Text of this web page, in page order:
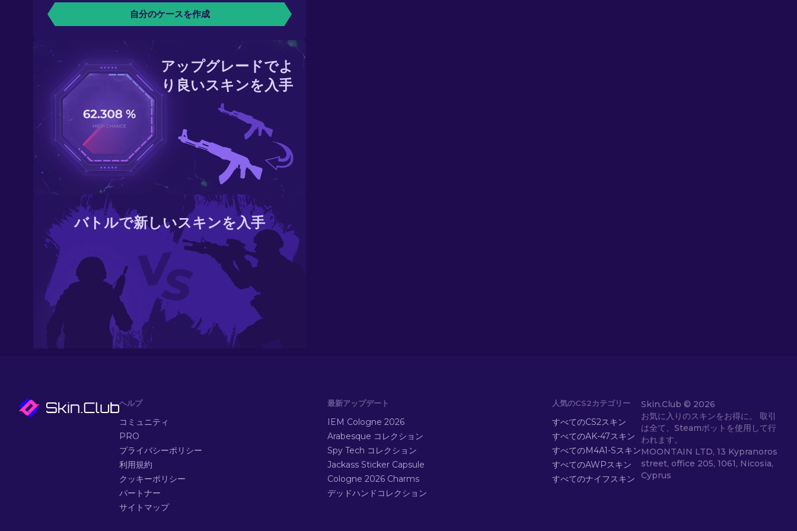
自分のケースを作成
アップグレードでよ
り良いスキンを入手
バトルで新しいスキンを入手
ヘルプ
コミュニティ
PRO
プライバシーポリシー
利用規約
クッキーポリシー
パートナー
サイトマップ
最新アップデート
IEM Cologne 2026
Arabesque コレクション
Spy Tech コレクション
Jackass Sticker Capsule
Cologne 2026 Charms
デッドハンドコレクション
人気のCS2カテゴリー
すべてのCS2スキン
すべてのAK-47スキン
すべてのM4A1-Sスキン
すべてのAWPスキン
すべてのナイフスキン
Skin.Club © 2026
お気に入りのスキンをお得に。 取引
は全て、Steamボットを使用して行
われます。
MOONTAIN LTD, 13 Kypranoros
street, office 205, 1061, Nicosia,
Cyprus